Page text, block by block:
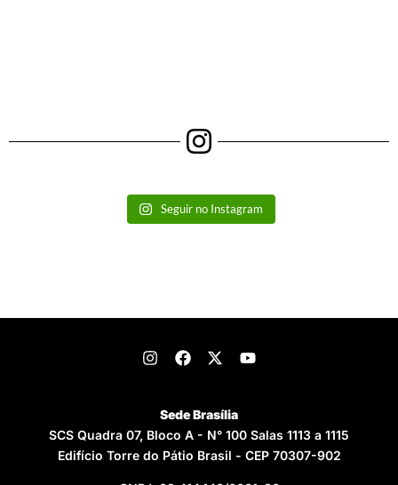
Seguir no Instagram
Sede Brasília
SCS Quadra 07, Bloco A - N° 100 Salas 1113 a 1115
Edifício Torre do Pátio Brasil - CEP 70307-902